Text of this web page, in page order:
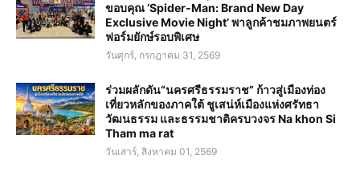
ขอบคุณ ‘Spider-Man: Brand New Day
Exclusive Movie Night’ พาลูกค้าชมภาพยนตร์
ฟอร์มยักษ์รอบพิเศษ
วันศุกร์, กรกฎาคม 31, 2569
ร่วมผลักดัน“นครศรีธรรมราช” ก้าวสู่เมืองท่อง
เที่ยวหลักของภาคใต้ ชูเสน่ห์เมืองแห่งศรัทธา
วัฒนธรรม และธรรมชาติครบวงจร Na khon Si
Tham ma rat
วันเสาร์, สิงหาคม 01, 2569